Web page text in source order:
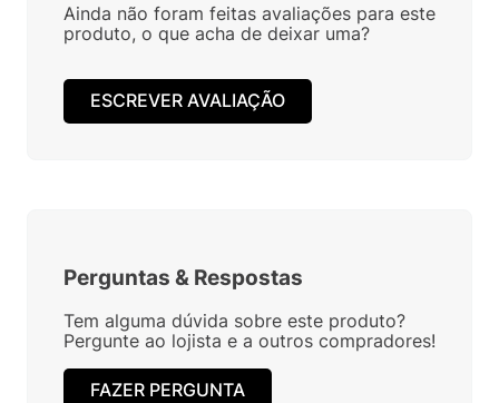
Ainda não foram feitas avaliações para este
produto, o que acha de deixar uma?
ESCREVER AVALIAÇÃO
Perguntas & Respostas
Tem alguma dúvida sobre este produto?
Pergunte ao lojista e a outros compradores!
FAZER PERGUNTA